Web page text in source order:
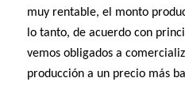
muy rentable, el monto
lo tanto, de acuerdo con
vemos obligados a
producción a un precio más